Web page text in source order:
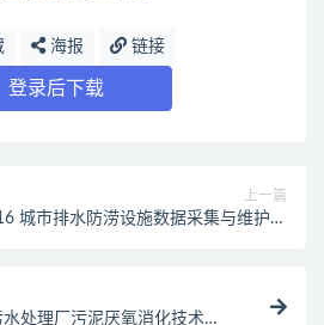
海报 链接
登录后下载
上一篇
城市排水防涝设施数据采集与维护技
水处理厂污泥厌氧消化技术规